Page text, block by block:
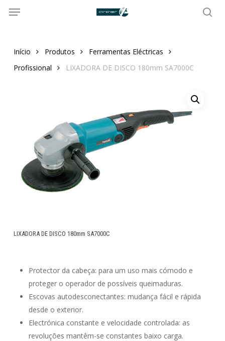
Menu
Início Produtos
Ferramentas Eléctricas
Profissional
LIXADORA DE DISCO 180mm SA7000C
LIXADORA DE DISCO 180mm SA7000C
Protector da cabeça: para um uso mais cómodo e
proteger o operador de possíveis queimaduras.
Escovas autodesconectantes: mudança fácil e rápida
desde o exterior.
Electrónica constante e velocidade controlada: as
revoluções mantêm-se constantes baixo carga.